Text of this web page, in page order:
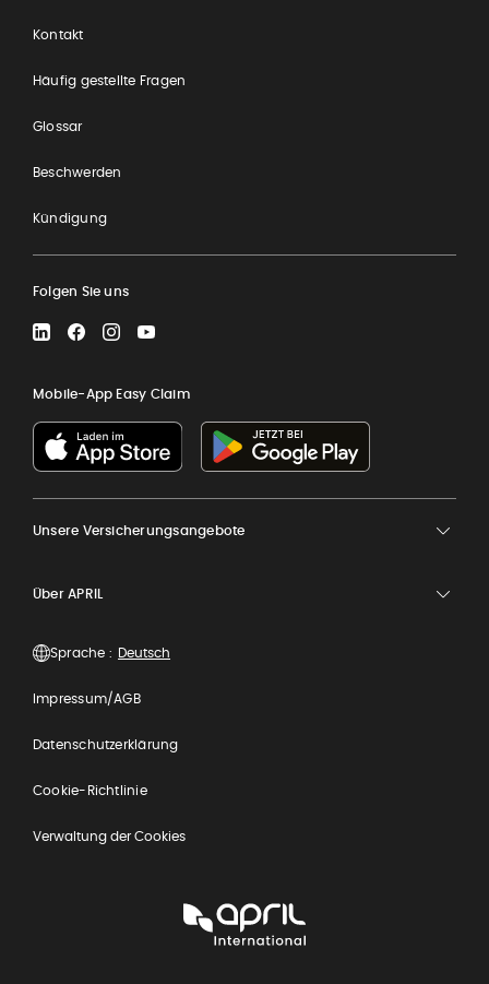
Kontakt
Häufig gestellte Fragen
Glossar
Beschwerden
Kündigung
Folgen Sie uns
LinkedInFacebookInstagramYouTube
Mobile-App Easy Claim
Unsere Versicherungsangebote
Über APRIL
Sprache :
Impressum/AGB
Datenschutzerklärung
Cookie-Richtlinie
Verwaltung der Cookies
International